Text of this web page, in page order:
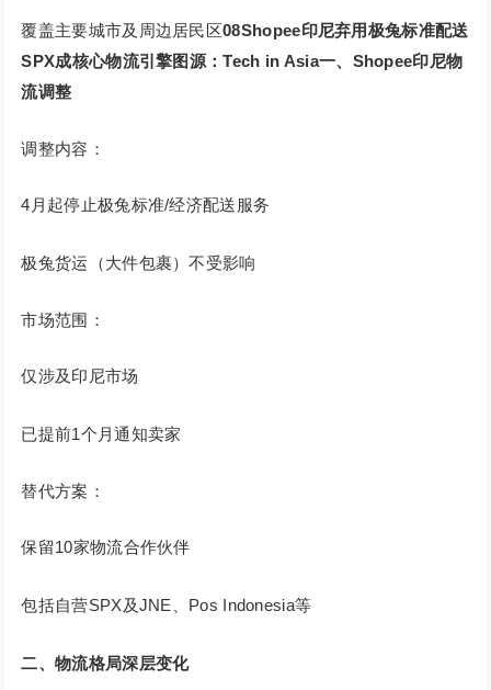
覆盖主要城市及周边居民区08Shopee印尼弃用极兔标准配送
SPX成核心物流引擎图源：Tech in Asia一、Shopee印尼物
流调整
调整内容：
4月起停止极兔标准/经济配送服务
极兔货运（大件包裹）不受影响
市场范围：
仅涉及印尼市场
已提前1个月通知卖家
替代方案：
保留10家物流合作伙伴
包括自营SPX及JNE、Pos Indonesia等
二、物流格局深层变化